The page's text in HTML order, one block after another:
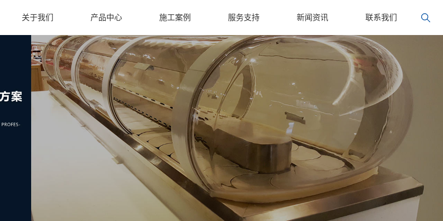
关于我们 产品中心 施工案例 服务支持 新闻资讯 联系我们